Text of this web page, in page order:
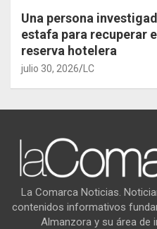
Una persona
estafa para recuperar
reserva hotelera
julio 30, 2026 LC
La Comarca Noticias.
contenidos informativos
Almanzora y su área de